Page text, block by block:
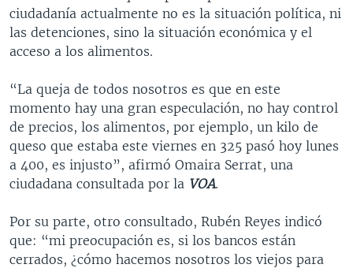
ciudadanía actualmente no es la situación política, ni
las detenciones, sino la situación económica y el
acceso a los alimentos.
“La queja de todos nosotros es que en este
momento hay una gran especulación, no hay control
de precios, los alimentos, por ejemplo, un kilo de
queso que estaba este viernes en 325 pasó hoy lunes
a 400, es injusto”, afirmó Omaira Serrat, una
ciudadana consultada por la VOA.
Por su parte, otro consultado, Rubén Reyes indicó
que: “mi preocupación es, si los bancos están
cerrados, ¿cómo hacemos nosotros los viejos para